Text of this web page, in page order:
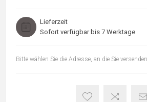
Lieferzeit
Sofort verfügbar bis 7 Werktage
Bitte wählen Sie die Adresse, an die Sie